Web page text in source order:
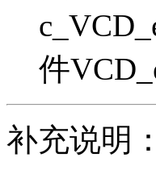
件
补充说明：